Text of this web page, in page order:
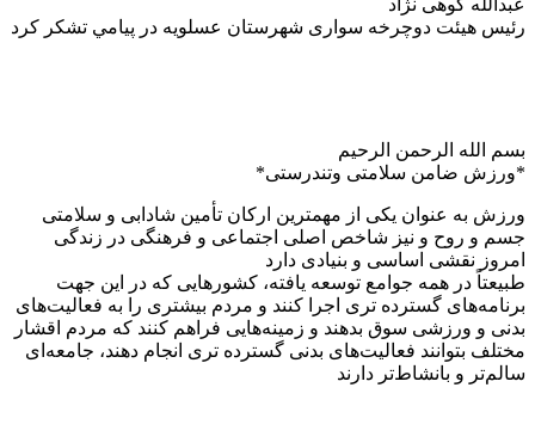
رئيس هيئت دوچرخه سواری شهرستان عسلویه در پيامي تشكر كرد
بسم الله الرحمن الرحیم
*ورزش ضامن سلامتی وتندرستی*
ورزش به عنوان یکی از مهمترین ارکان تأمین شادابی و سلامتی
جسم و روح و نیز شاخص اصلی اجتماعی و فرهنگی در زندگی
امروز نقشی اساسی و بنیادی دارد
طبیعتاً در همه جوامع توسعه یافته، کشور‌هایی که در این جهت
برنامه‌های گسترده تری اجرا کنند و مردم بیشتری را به فعالیت‌های
بدنی و ورزشی سوق بدهند و زمینه‌هایی فراهم کنند که مردم اقشار
مختلف بتوانند فعالیت‌های بدنی گسترده تری انجام دهند، جامعه‌ای
سالم‌تر و بانشاط‌تر دارند